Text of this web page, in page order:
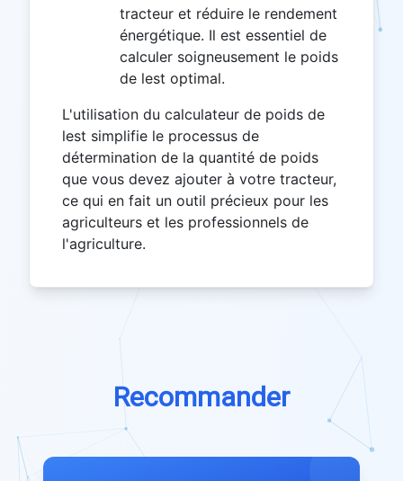
tracteur et réduire le rendement
énergétique. Il est essentiel de
calculer soigneusement le poids
de lest optimal.
L'utilisation du calculateur de poids de
lest simplifie le processus de
détermination de la quantité de poids
que vous devez ajouter à votre tracteur,
ce qui en fait un outil précieux pour les
agriculteurs et les professionnels de
l'agriculture.
Recommander